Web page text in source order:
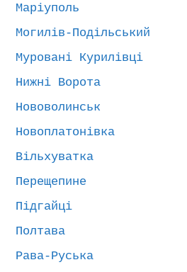
Маріуполь
Могилів-Подільський
Муровані Курилівці
Нижні Ворота
Нововолинськ
Новоплатонівка
Вільхуватка
Перещепине
Підгайці
Полтава
Рава-Руська